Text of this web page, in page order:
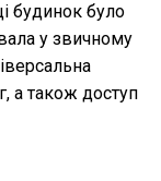
будинок було
у звичному
а також доступ